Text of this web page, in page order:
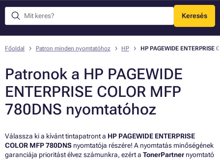
Keresés
Menü
Főoldal Patron minden nyomtatóhoz HP HP PAGEWIDE ENTERPRISE
Patronok a HP PAGEWIDE
ENTERPRISE COLOR MFP
780DNS nyomtatóhoz
Válassza ki a kívánt tintapatront a HP PAGEWIDE ENTERPRISE
COLOR MFP 780DNS nyomtatója részére! A nyomtatás minőségének
garanciája prioritást élvez számunkra, ezért a TonerPartner nyomtató